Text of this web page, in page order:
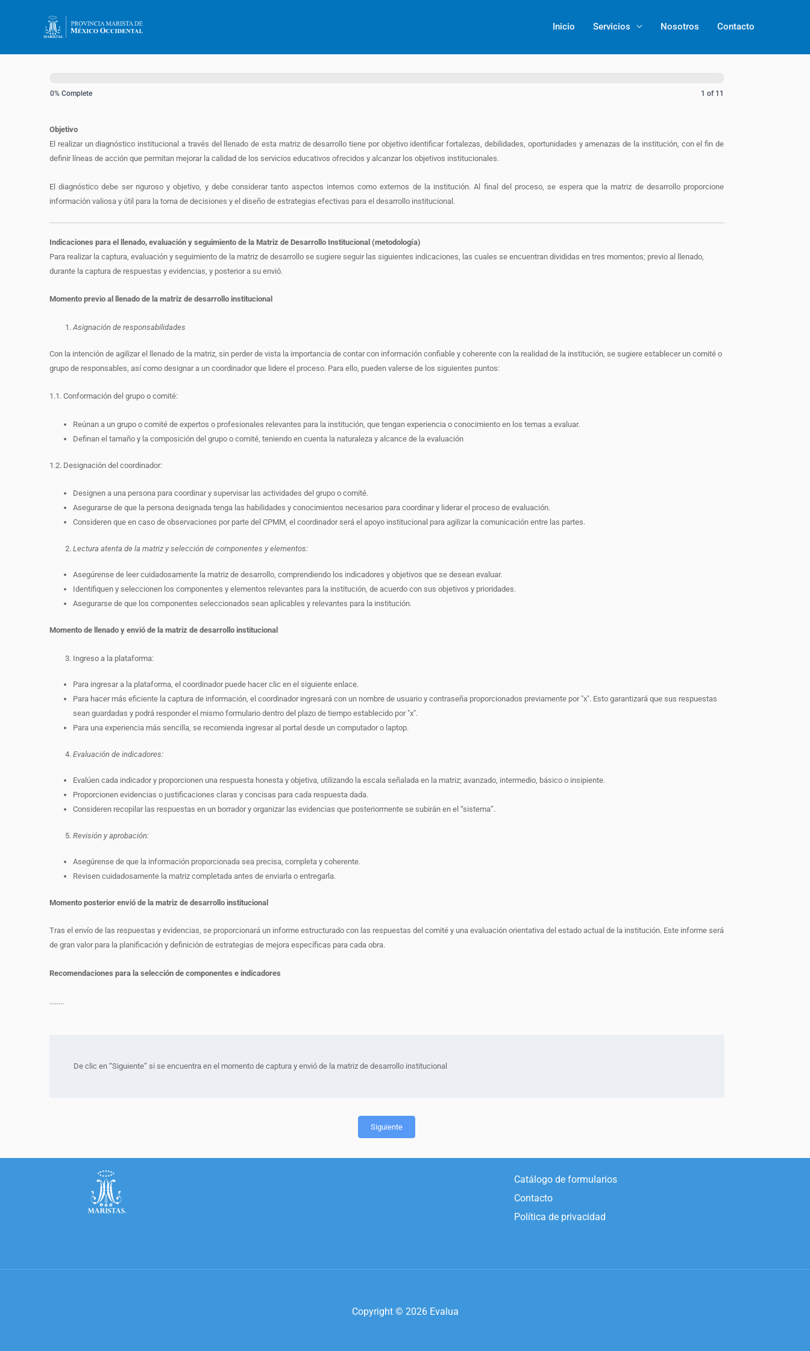
Inicio Servicios Nosotros Contacto
0% Complete 1 of 11
Objetivo
El realizar un diagnóstico institucional a través del llenado de esta matriz de desarrollo tiene por objetivo identificar fortalezas, debilidades, oportunidades y amenazas de la institución, con el fin de
definir líneas de acción que permitan mejorar la calidad de los servicios educativos ofrecidos y alcanzar los objetivos institucionales.
El diagnóstico debe ser riguroso y objetivo, y debe considerar tanto aspectos internos como externos de la institución. Al final del proceso, se espera que la matriz de desarrollo proporcione
información valiosa y útil para la toma de decisiones y el diseño de estrategias efectivas para el desarrollo institucional.
Indicaciones para el llenado, evaluación y seguimiento de la Matriz de Desarrollo Institucional (metodología)
Para realizar la captura, evaluación y seguimiento de la matriz de desarrollo se sugiere seguir las siguientes indicaciones, las cuales se encuentran divididas en tres momentos; previo al llenado,
durante la captura de respuestas y evidencias, y posterior a su envió.
Momento previo al llenado de la matriz de desarrollo institucional
Asignación de responsabilidades
Con la intención de agilizar el llenado de la matriz, sin perder de vista la importancia de contar con información confiable y coherente con la realidad de la institución, se sugiere establecer un comité o
grupo de responsables, así como designar a un coordinador que lidere el proceso. Para ello, pueden valerse de los siguientes puntos:
1.1. Conformación del grupo o comité:
Reúnan a un grupo o comité de expertos o profesionales relevantes para la institución, que tengan experiencia o conocimiento en los temas a evaluar.
Definan el tamaño y la composición del grupo o comité, teniendo en cuenta la naturaleza y alcance de la evaluación
1.2. Designación del coordinador:
Designen a una persona para coordinar y supervisar las actividades del grupo o comité.
Asegurarse de que la persona designada tenga las habilidades y conocimientos necesarios para coordinar y liderar el proceso de evaluación.
Consideren que en caso de observaciones por parte del CPMM, el coordinador será el apoyo institucional para agilizar la comunicación entre las partes.
Lectura atenta de la matriz y selección de componentes y elementos:
Asegúrense de leer cuidadosamente la matriz de desarrollo, comprendiendo los indicadores y objetivos que se desean evaluar.
Identifiquen y seleccionen los componentes y elementos relevantes para la institución, de acuerdo con sus objetivos y prioridades.
Asegurarse de que los componentes seleccionados sean aplicables y relevantes para la institución.
Momento de llenado y envió de la matriz de desarrollo institucional
Ingreso a la plataforma:
Para ingresar a la plataforma, el coordinador puede hacer clic en el siguiente enlace.
Para hacer más eficiente la captura de información, el coordinador ingresará con un nombre de usuario y contraseña proporcionados previamente por "x". Esto garantizará que sus respuestas
sean guardadas y podrá responder el mismo formulario dentro del plazo de tiempo establecido por "x".
Para una experiencia más sencilla, se recomienda ingresar al portal desde un computador o laptop.
Evaluación de indicadores:
Evalúen cada indicador y proporcionen una respuesta honesta y objetiva, utilizando la escala señalada en la matriz; avanzado, intermedio, básico o insipiente.
Proporcionen evidencias o justificaciones claras y concisas para cada respuesta dada.
Consideren recopilar las respuestas en un borrador y organizar las evidencias que posteriormente se subirán en el “sistema”.
Revisión y aprobación:
Asegúrense de que la información proporcionada sea precisa, completa y coherente.
Revisen cuidadosamente la matriz completada antes de enviarla o entregarla.
Momento posterior envió de la matriz de desarrollo institucional
Tras el envío de las respuestas y evidencias, se proporcionará un informe estructurado con las respuestas del comité y una evaluación orientativa del estado actual de la institución. Este informe será
de gran valor para la planificación y definición de estrategias de mejora específicas para cada obra.
Recomendaciones para la selección de componentes e indicadores
........
De clic en “Siguiente” si se encuentra en el momento de captura y envió de la matriz de desarrollo institucional
Siguiente
Catálogo de formularios
Contacto
Política de privacidad
Copyright © 2026 Evalua